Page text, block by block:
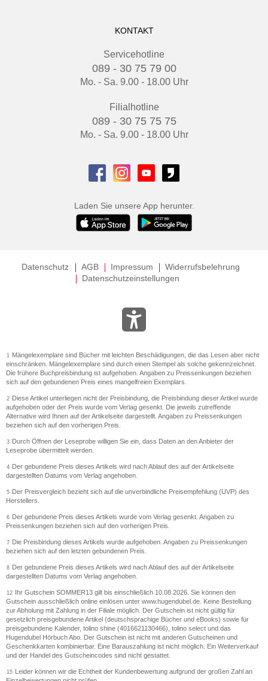
KONTAKT
Servicehotline
089 - 30 75 79 00
Mo. - Sa. 9.00 - 18.00 Uhr
Filialhotline
089 - 30 75 75 75
Mo. - Sa. 9.00 - 18.00 Uhr
Laden Sie unsere App herunter.
Datenschutz AGB Impressum
Widerrufsbelehrung
Datenschutzeinstellungen
1
Mängelexemplare sind Bücher mit leichten Beschädigungen, die das Lesen aber nicht
einschränken. Mängelexemplare sind durch einen Stempel als solche gekennzeichnet.
Die frühere Buchpreisbindung ist aufgehoben. Angaben zu Preissenkungen beziehen
sich auf den gebundenen Preis eines mangelfreien Exemplars.
2 Diese Artikel unterliegen nicht der Preisbindung, die Preisbindung dieser Artikel wurde
aufgehoben oder der Preis wurde vom Verlag gesenkt. Die jeweils zutreffende
Alternative wird Ihnen auf der Artikelseite dargestellt. Angaben zu Preissenkungen
beziehen sich auf den vorherigen Preis.
3 Durch Öffnen der Leseprobe willigen Sie ein, dass Daten an den Anbieter der
Leseprobe übermittelt werden.
4 Der gebundene Preis dieses Artikels wird nach Ablauf des auf der Artikelseite
dargestellten Datums vom Verlag angehoben.
5 Der Preisvergleich bezieht sich auf die unverbindliche Preisempfehlung (UVP) des
Herstellers.
6 Der gebundene Preis dieses Artikels wurde vom Verlag gesenkt. Angaben zu
Preissenkungen beziehen sich auf den vorherigen Preis.
7 Die Preisbindung dieses Artikels wurde aufgehoben. Angaben zu Preissenkungen
beziehen sich auf den letzten gebundenen Preis.
8 Der gebundene Preis dieses Artikels wird nach Ablauf des auf der Artikelseite
dargestellten Datums vom Verlag angehoben.
12 Ihr Gutschein SOMMER13 gilt bis einschließlich 10.08.2026. Sie können den
Gutschein ausschließlich online einlösen unter www.hugendubel.de. Keine Bestellung
zur Abholung mit Zahlung in der Filiale möglich. Der Gutschein ist nicht gültig für
gesetzlich preisgebundene Artikel (deutschsprachige Bücher und eBooks) sowie für
preisgebundene Kalender, tolino shine (4016621130466), tolino select und das
Hugendubel Hörbuch Abo. Der Gutschein ist nicht mit anderen Gutscheinen und
Geschenkkarten kombinierbar. Eine Barauszahlung ist nicht möglich. Ein Weiterverkauf
und der Handel des Gutscheincodes sind nicht gestattet.
15 Leider können wir die Echtheit der Kundenbewertung aufgrund der großen Zahl an